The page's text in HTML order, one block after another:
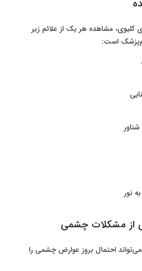
کلیوی، مشاهده هر یک از علائم زیر
است:
نور
از مشکلات چشمی
احتمال بروز عوارض چشمی را